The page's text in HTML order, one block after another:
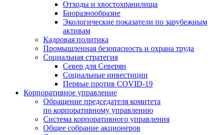
Отходы и хвостохранилища
Биоразнообразие
Экологические показатели по зарубежным
активам
Кадровая политика
Промышленная безопасность и охрана труда
Социальная стратегия
Север для Северян
Социальные инвестиции
Первые против COVID‑19
Корпоративное управление
Обращение председателя комитета
по корпоративному управлению
Система корпоративного управления
Общее собрание акционеров